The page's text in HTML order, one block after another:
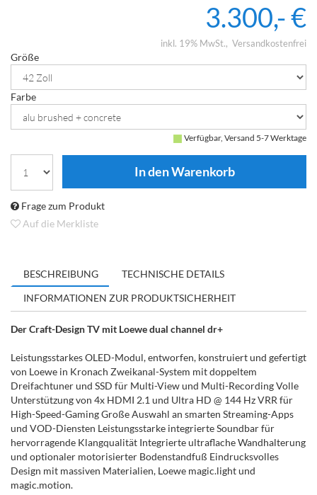
Sprachsteuerung, inklusive Alexa Skills und Bixby
Miracast, Apple Airplay und Samsung SmartThings3.300,- €
inkl. 19% MwSt. Versandkostenfrei
Größe
Farbe
Verfügbar, Versand 5-7 Werktage
Frage zum Produkt
Auf die Merkliste
BESCHREIBUNG
TECHNISCHE DETAILS
INFORMATIONEN ZUR PRODUKTSICHERHEIT
Der Craft-Design TV mit Loewe dual channel dr+
Leistungsstarkes OLED-Modul, entworfen, konstruiert und gefertigt
von Loewe in Kronach Zweikanal-System mit doppeltem
Dreifachtuner und SSD für Multi-View und Multi-Recording Volle
Unterstützung von 4x HDMI 2.1 und Ultra HD @ 144 Hz VRR für
High-Speed-Gaming Große Auswahl an smarten Streaming-Apps
und VOD-Diensten Leistungsstarke integrierte Soundbar für
hervorragende Klangqualität Integrierte ultraflache Wandhalterung
und optionaler motorisierter Bodenstandfuß Eindrucksvolles
Design mit massiven Materialien, Loewe magic.light und
magic.motion.